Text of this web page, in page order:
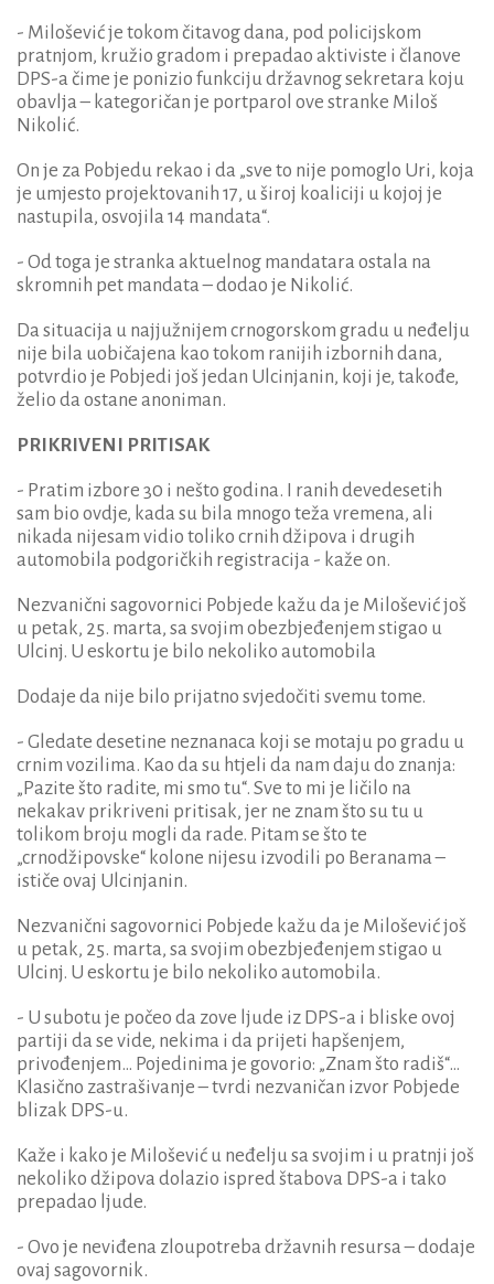
- Milošević je tokom čitavog dana, pod policijskom
pratnjom, kružio gradom i prepadao aktiviste i članove
DPS-a čime je ponizio funkciju državnog sekretara koju
obavlja – kategoričan je portparol ove stranke Miloš
Nikolić.
On je za Pobjedu rekao i da „sve to nije pomoglo Uri, koja
je umjesto projektovanih 17, u široj koaliciji u kojoj je
nastupila, osvojila 14 mandata“.
- Od toga je stranka aktuelnog mandatara ostala na
skromnih pet mandata – dodao je Nikolić.
Da situacija u najjužnijem crnogorskom gradu u neđelju
nije bila uobičajena kao tokom ranijih izbornih dana,
potvrdio je Pobjedi još jedan Ulcinjanin, koji je, takođe,
želio da ostane anoniman.
PRIKRIVENI PRITISAK
- Pratim izbore 30 i nešto godina. I ranih devedesetih
sam bio ovdje, kada su bila mnogo teža vremena, ali
nikada nijesam vidio toliko crnih džipova i drugih
automobila podgoričkih registracija - kaže on.
Nezvanični sagovornici Pobjede kažu da je Milošević još
u petak, 25. marta, sa svojim obezbjeđenjem stigao u
Ulcinj. U eskortu je bilo nekoliko automobila
Dodaje da nije bilo prijatno svjedočiti svemu tome.
- Gledate desetine neznanaca koji se motaju po gradu u
crnim vozilima. Kao da su htjeli da nam daju do znanja:
„Pazite što radite, mi smo tu“. Sve to mi je ličilo na
nekakav prikriveni pritisak, jer ne znam što su tu u
tolikom broju mogli da rade. Pitam se što te
„crnodžipovske“ kolone nijesu izvodili po Beranama –
ističe ovaj Ulcinjanin.
Nezvanični sagovornici Pobjede kažu da je Milošević još
u petak, 25. marta, sa svojim obezbjeđenjem stigao u
Ulcinj. U eskortu je bilo nekoliko automobila.
- U subotu je počeo da zove ljude iz DPS-a i bliske ovoj
partiji da se vide, nekima i da prijeti hapšenjem,
privođenjem… Pojedinima je govorio: „Znam što radiš“…
Klasično zastrašivanje – tvrdi nezvaničan izvor Pobjede
blizak DPS-u.
Kaže i kako je Milošević u neđelju sa svojim i u pratnji još
nekoliko džipova dolazio ispred štabova DPS-a i tako
prepadao ljude.
- Ovo je neviđena zloupotreba državnih resursa – dodaje
ovaj sagovornik.